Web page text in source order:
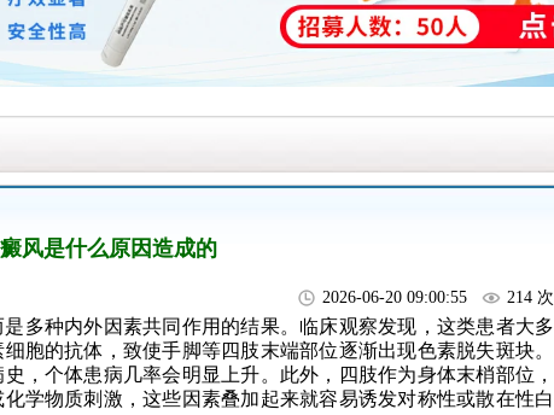
风是什么原因造成的
2026-06-20 09:00:55 214 次
多种内外因素共同作用的结果。临床观察发现，这类患者大多
胞的抗体，致使手脚等四肢末端部位逐渐出现色素脱失斑块。
，个体患病几率会明显上升。此外，四肢作为身体末梢部位，
学物质刺激，这些因素叠加起来就容易诱发对称性或散在性白